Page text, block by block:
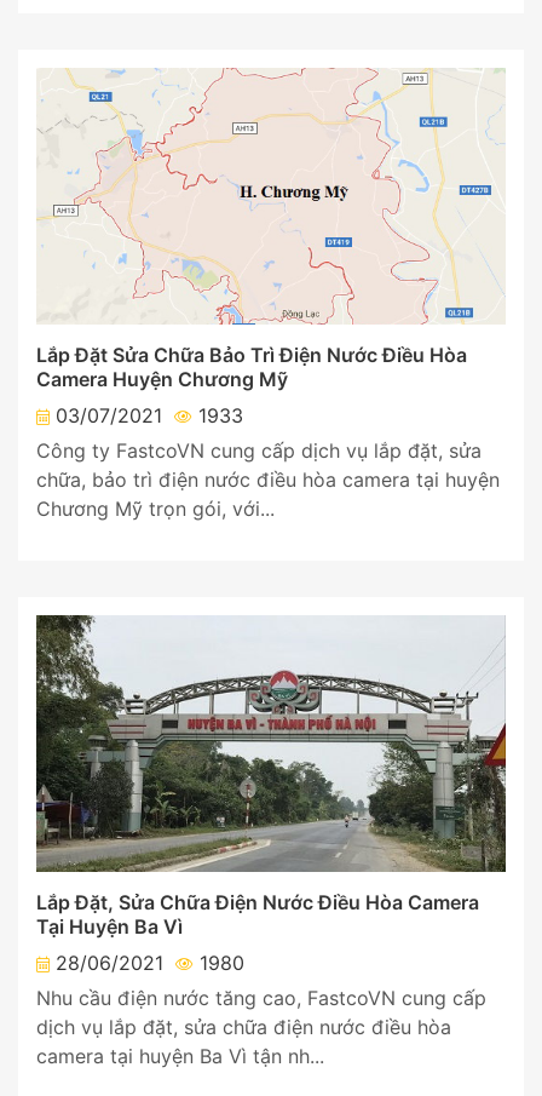
Lắp Đặt Sửa Chữa Bảo Trì Điện Nước Điều Hòa
Camera Huyện Chương Mỹ
03/07/2021
1933
Công ty FastcoVN cung cấp dịch vụ lắp đặt, sửa
chữa, bảo trì điện nước điều hòa camera tại huyện
Chương Mỹ trọn gói, với...
Lắp Đặt, Sửa Chữa Điện Nước Điều Hòa Camera
Tại Huyện Ba Vì
28/06/2021
1980
Nhu cầu điện nước tăng cao, FastcoVN cung cấp
dịch vụ lắp đặt, sửa chữa điện nước điều hòa
camera tại huyện Ba Vì tận nh...